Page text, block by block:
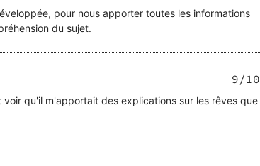
pour nous apporter toutes les informations
du sujet.
9/10
qu'il m'apportait des explications sur les rêves que